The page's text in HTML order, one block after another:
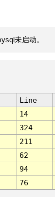
未启动。
Line
14
324
211
62
94
76